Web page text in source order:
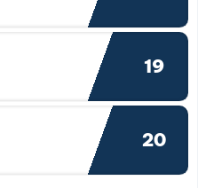
19
20